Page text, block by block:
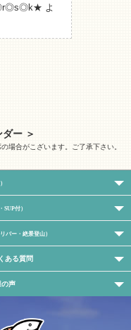
よ
ー ＞
場合がこざいます。ご了承下さい。
SUP付）
バー・絶景登山）
ある質問
の声